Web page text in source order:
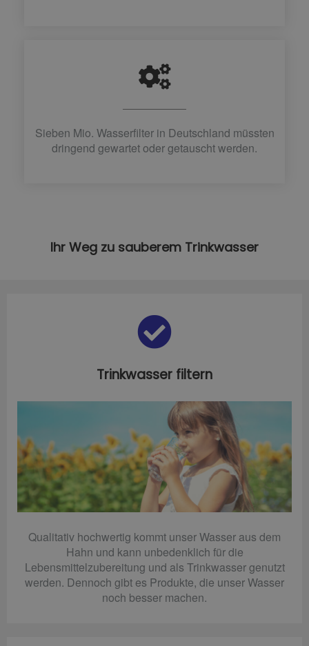
Sieben Mio. Wasserfilter in Deutschland müssten
dringend gewartet oder getauscht werden.
Ihr Weg zu sauberem Trinkwasser
Trinkwasser filtern
Qualitativ hochwertig kommt unser Wasser aus dem
Hahn und kann unbedenklich für die
Lebensmittelzubereitung und als Trinkwasser genutzt
werden. Dennoch gibt es Produkte, die unser Wasser
noch besser machen.